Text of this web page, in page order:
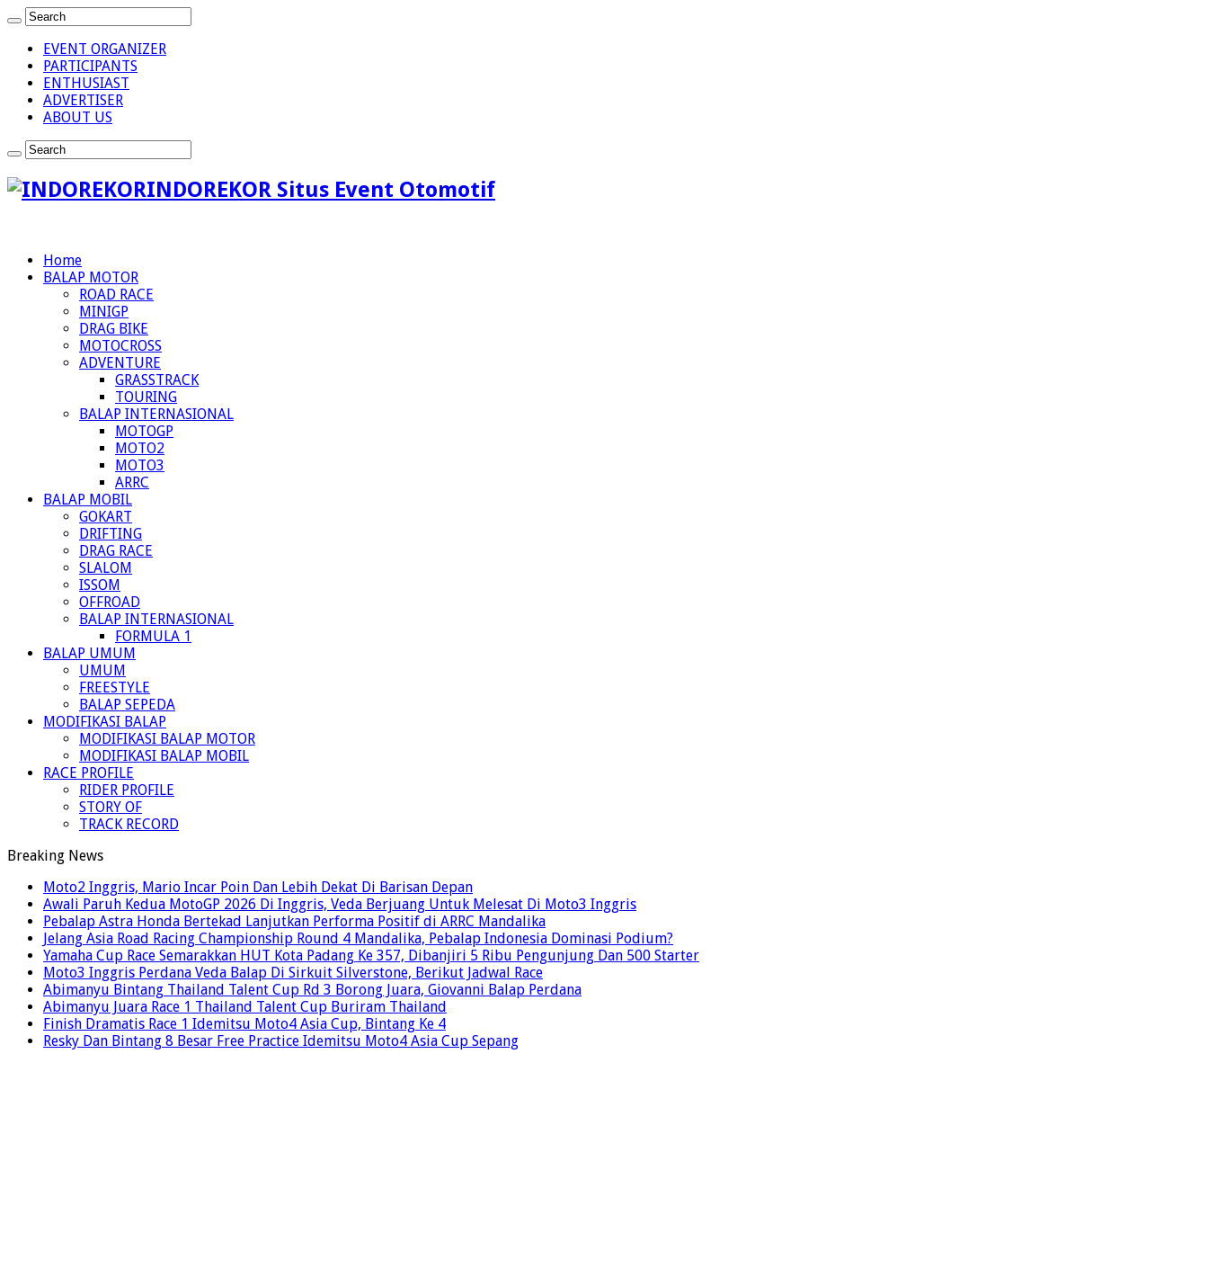
EVENT ORGANIZER
PARTICIPANTS
ENTHUSIAST
ADVERTISER
ABOUT US
INDOREKOR Situs Event Otomotif
Home
BALAP MOTOR
ROAD RACE
MINIGP
DRAG BIKE
MOTOCROSS
ADVENTURE
GRASSTRACK
TOURING
BALAP INTERNASIONAL
MOTOGP
MOTO2
MOTO3
ARRC
BALAP MOBIL
GOKART
DRIFTING
DRAG RACE
SLALOM
ISSOM
OFFROAD
BALAP INTERNASIONAL
FORMULA 1
BALAP UMUM
UMUM
FREESTYLE
BALAP SEPEDA
MODIFIKASI BALAP
MODIFIKASI BALAP MOTOR
MODIFIKASI BALAP MOBIL
RACE PROFILE
RIDER PROFILE
STORY OF
TRACK RECORD
Breaking News
Moto2 Inggris, Mario Incar Poin Dan Lebih Dekat Di Barisan Depan
Awali Paruh Kedua MotoGP 2026 Di Inggris, Veda Berjuang Untuk Melesat Di Moto3 Inggris
Pebalap Astra Honda Bertekad Lanjutkan Performa Positif di ARRC Mandalika
Jelang Asia Road Racing Championship Round 4 Mandalika, Pebalap Indonesia Dominasi Podium?
Yamaha Cup Race Semarakkan HUT Kota Padang Ke 357, Dibanjiri 5 Ribu Pengunjung Dan 500 Starter
Moto3 Inggris Perdana Veda Balap Di Sirkuit Silverstone, Berikut Jadwal Race
Abimanyu Bintang Thailand Talent Cup Rd 3 Borong Juara, Giovanni Balap Perdana
Abimanyu Juara Race 1 Thailand Talent Cup Buriram Thailand
Finish Dramatis Race 1 Idemitsu Moto4 Asia Cup, Bintang Ke 4
Resky Dan Bintang 8 Besar Free Practice Idemitsu Moto4 Asia Cup Sepang